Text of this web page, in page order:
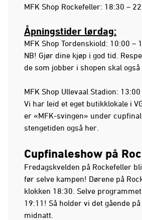
MFK Shop Rockefeller: 18:30 –
Åpningstider lørdag:
MFK Shop Tordenskiold: 10:00 –
NB! Gjør dine kjøp i god tid.
de som jobber i shopen skal også
MFK Shop Ullevaal Stadion:
Vi har leid et eget butikklokale i
er «MFK-svingen» under
stengetiden også her.
Cupfinaleshow på
Fredagskvelden på Rockefeller
før selve kampen! Dørene på
klokken 18:30. Selve
19:11! Så holder vi det gående
midnatt.